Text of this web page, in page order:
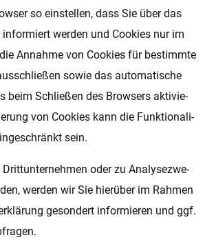
so ein­stel­len, dass Sie über das
wer­den und Coo­kies nur im
An­nah­me von Coo­kies für be­stimm­te
sowie das au­to­ma­ti­sche
beim Schlie­ßen des Brow­sers ak­ti­vie­
von Coo­kies kann die Funk­ti­o­na­li­
sein.
oder zu Ana­ly­se­zwe­
wer­den wir Sie hier­über im Rah­men
ge­son­dert in­for­mie­ren und ggf.